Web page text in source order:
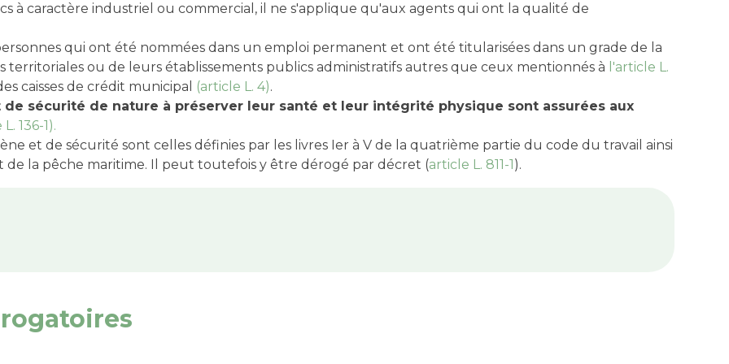
à caractère industriel ou commercial, il ne s'applique qu'aux agents qui ont la qualité de
qui ont été nommées dans un emploi permanent et ont été titularisées dans un grade de la
territoriales ou de leurs établissements publics administratifs autres que ceux mentionnés à l'article L.
caisses de crédit municipal (article L. 4).
sécurité de nature à préserver leur santé et leur intégrité physique sont assurées aux
136-1).
et de sécurité sont celles définies par les livres Ier à V de la quatrième partie du code du travail ainsi
de la pêche maritime. Il peut toutefois y être dérogé par décret (article L. 811-1).